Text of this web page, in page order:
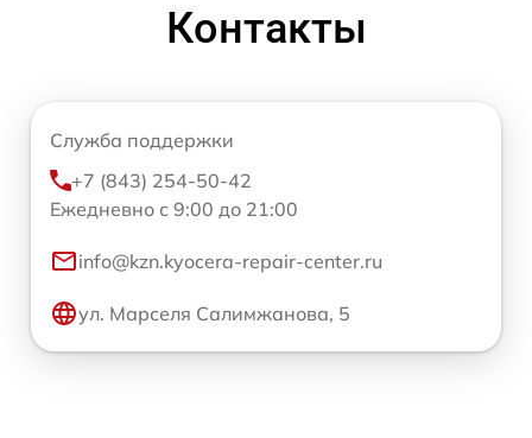
Контакты
Служба поддержки
+7 (843) 254-50-42
Ежедневно с 9:00 до 21:00
info@kzn.kyocera-repair-center.ru
ул. Марселя Салимжанова, 5